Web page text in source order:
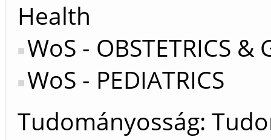
Health
WoS - OBSTETRICS &
WoS - PEDIATRICS
Tudományosság: